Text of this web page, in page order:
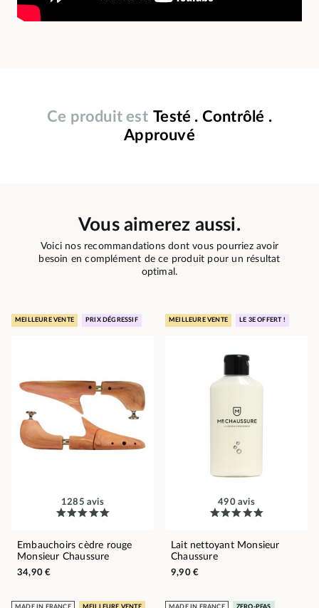
Ce produit est Testé . Contrôlé .
Approuvé
Vous aimerez aussi.
Voici nos recommandations dont vous pourriez avoir
besoin en complément de ce produit pour un résultat
optimal.
MEILLEURE VENTE PRIX DÉGRESSIF
1285 avis
Embauchoirs cèdre rouge
Monsieur Chaussure
34,90 €
MEILLEURE VENTE LE 3E OFFERT !
490 avis
Lait nettoyant Monsieur
Chaussure
9,90 €